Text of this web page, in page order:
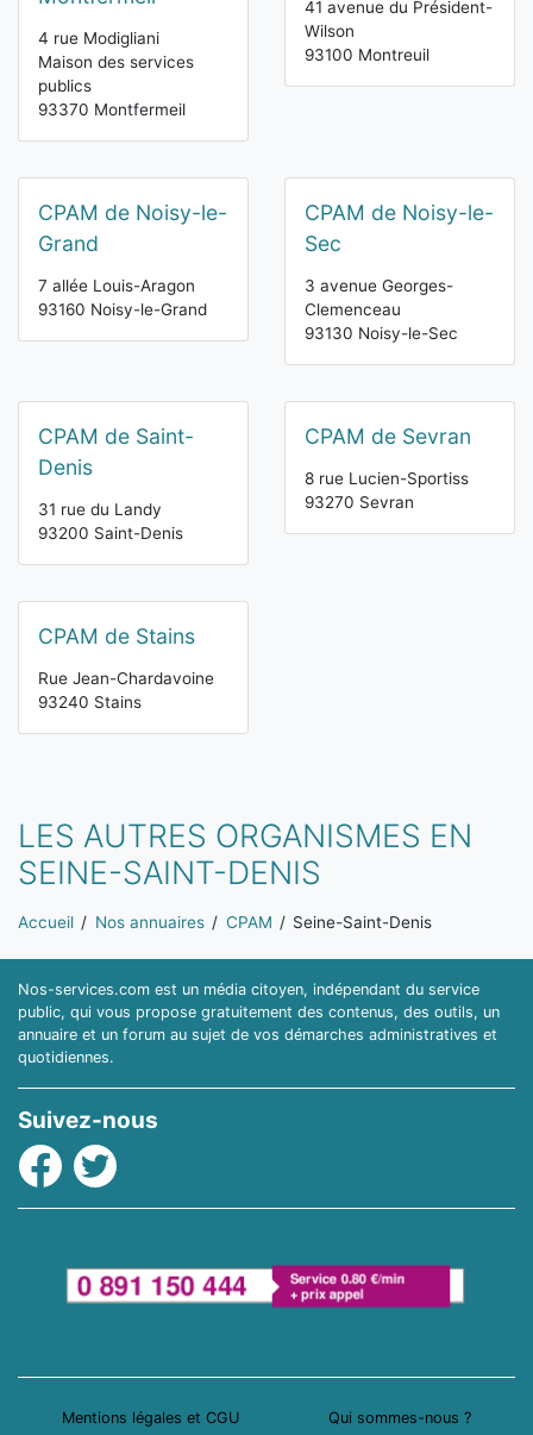
4 rue Modigliani
Maison des services
publics
93370 Montfermeil
41 avenue du Président-
Wilson
93100 Montreuil
CPAM de Noisy-le-
Grand
7 allée Louis-Aragon
93160 Noisy-le-Grand
CPAM de Noisy-le-
Sec
3 avenue Georges-
Clemenceau
93130 Noisy-le-Sec
CPAM de Saint-
Denis
31 rue du Landy
93200 Saint-Denis
CPAM de Sevran
8 rue Lucien-Sportiss
93270 Sevran
CPAM de Stains
Rue Jean-Chardavoine
93240 Stains
LES AUTRES ORGANISMES EN
SEINE-SAINT-DENIS
Vous êtes ici:
Accueil Nos annuaires CPAM Seine-Saint-Denis
Nos-services.com est un média citoyen, indépendant du service
public, qui vous propose gratuitement des contenus, des outils, un
annuaire et un forum au sujet de vos démarches administratives et
quotidiennes.
Suivez-nous
Facebook
Twitter
Mentions légales et CGU Qui sommes-nous ?